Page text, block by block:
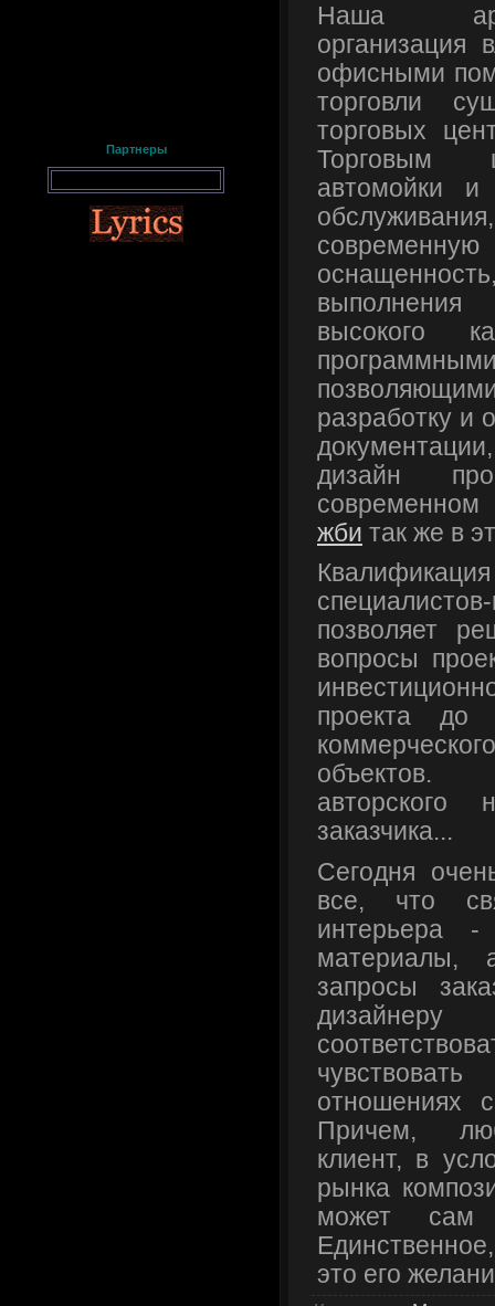
Партнеры
Наша
организация
офисными
торговли
торговых
Торговым
автомойки и
высокого
разработку и
дизайн
жби так же в
позволяет
вопросы
проекта до
заказчика...
Сегодня
все, что
интерьера -
материалы,
запросы
отношениях
Причем,
клиент, в
рынка
может сам
это его